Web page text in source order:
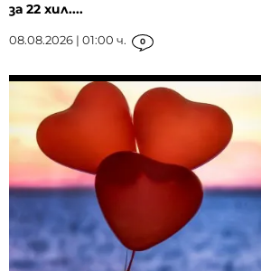
за 22 хил....
08.08.2026 | 01:00 ч. 0